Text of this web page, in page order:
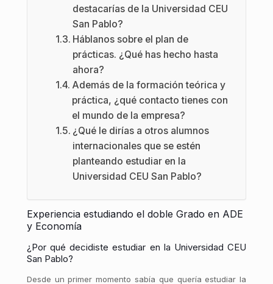
destacarías de la Universidad CEU
San Pablo?
Háblanos sobre el plan de
prácticas. ¿Qué has hecho hasta
ahora?
Además de la formación teórica y
práctica, ¿qué contacto tienes con
el mundo de la empresa?
¿Qué le dirías a otros alumnos
internacionales que se estén
planteando estudiar en la
Universidad CEU San Pablo?
Experiencia estudiando el doble Grado en ADE
y Economía
¿Por qué decidiste estudiar en la Universidad CEU
San Pablo?
Desde un primer momento sabía que quería estudiar la